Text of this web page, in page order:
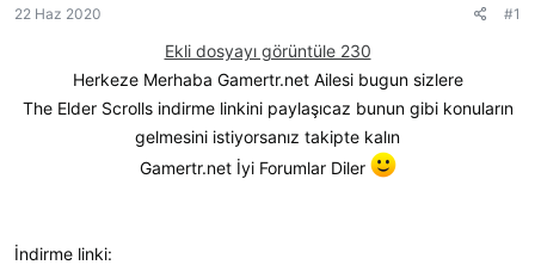
l
h
i
a
n
t
s
ı
22 Haz 2020 #1
Ekli dosyayı görüntüle 230
Herkeze Merhaba Gamertr.net Ailesi bugun sizlere
The Elder Scrolls indirme linkini paylaşıcaz bunun gibi konuların
gelmesini istiyorsanız takipte kalın
Gamertr.net İyi Forumlar Diler
İndirme linki: